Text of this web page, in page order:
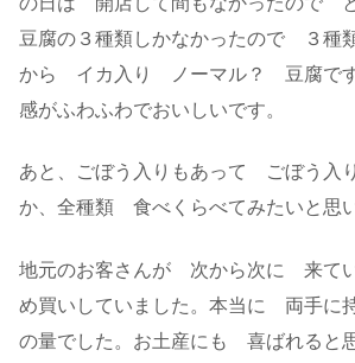
豆腐の３種類しかなかったので ３種
から イカ入り ノーマル？ 豆腐で
感がふわふわでおいしいです。
あと、ごぼう入りもあって ごぼう入
か、全種類 食べくらべてみたいと思い
地元のお客さんが 次から次に 来て
め買いしていました。本当に 両手に
の量でした。お土産にも 喜ばれると